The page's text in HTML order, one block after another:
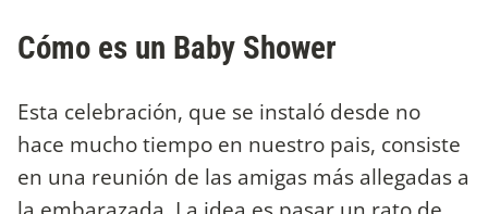
Cómo es un Baby Shower
Esta celebración, que se instaló desde no
hace mucho tiempo en nuestro pais, consiste
en una reunión de las amigas más allegadas a